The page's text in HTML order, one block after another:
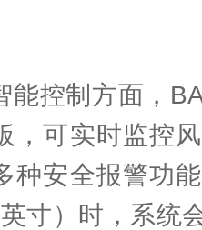
能控制方面，
，可实时监控
种安全报警功
寸）时，系统